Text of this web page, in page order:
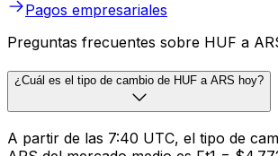
Pagos empresariales
Preguntas frecuentes sobre HUF a
¿Cuál es el tipo de cambio de HUF a ARS hoy?
A partir de las 7:40 UTC, el tipo de